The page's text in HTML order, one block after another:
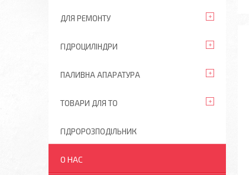
ДЛЯ РЕМОНТУ
ГІДРОЦИЛІНДРИ
ПАЛИВНА АПАРАТУРА
ТОВАРИ ДЛЯ ТО
ГІДРОРОЗПОДІЛЬНИК
О НАС